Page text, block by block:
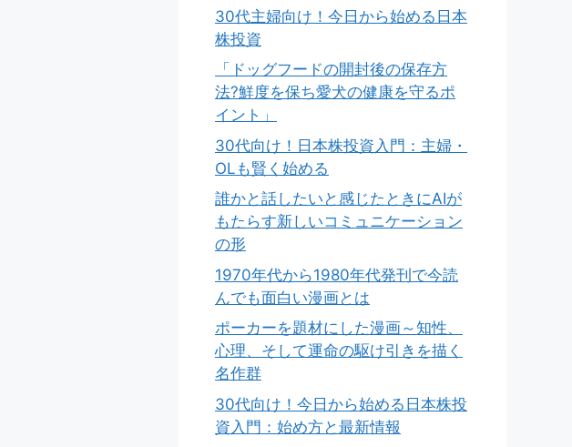
30代主婦向け！今日から始める日本
株投資
「ドッグフードの開封後の保存方
法?鮮度を保ち愛犬の健康を守るポ
イント」
30代向け！日本株投資入門：主婦・
OLも賢く始める
誰かと話したいと感じたときにAIが
もたらす新しいコミュニケーション
の形
1970年代から1980年代発刊で今読
んでも面白い漫画とは
ポーカーを題材にした漫画～知性、
心理、そして運命の駆け引きを描く
名作群
30代向け！今日から始める日本株投
資入門：始め方と最新情報